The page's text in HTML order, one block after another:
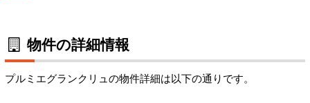
物件の詳細情報
プルミエグランクリュの物件詳細は以下の通りです。